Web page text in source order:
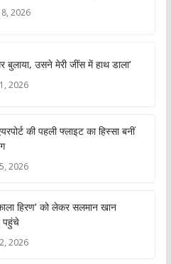
8, 2026
बुलाया, उसने मेरी जींस में हाथ डाला’
2026
की पहली फ्लाइट का हिस्सा बनीं
2026
हिरण’ को लेकर सलमान खान
पहुंचे
2026